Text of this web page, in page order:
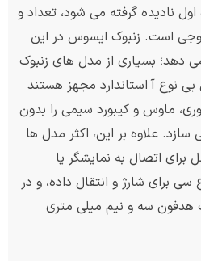
نادیده گرفته می شود، تعداد و
است. زنبوک ایسوس در این
دهد؛ بسیاری از مدل های زنبوک
نوع آ استاندارد مجهز هستند
ماوس و کیبورد سیمی را بدون
علاوه بر این، اکثر مدل ها
برای اتصال به نمایشگر یا
برای شارژ و انتقال داده، و در
سه و نیم میلی متری